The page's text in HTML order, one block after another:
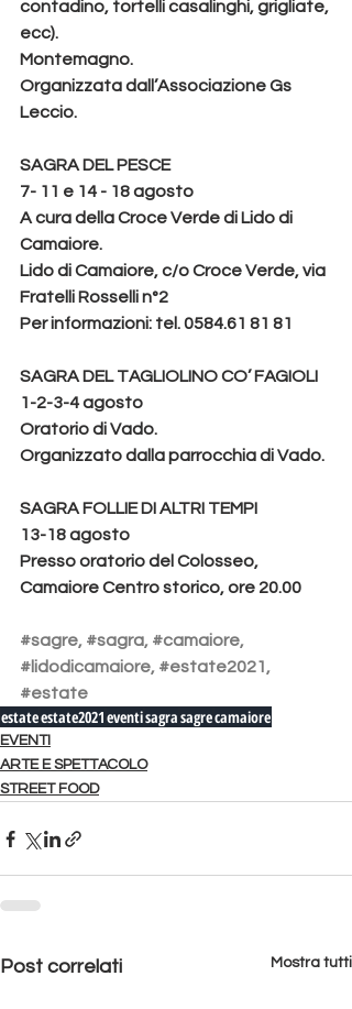
contadino, tortelli casalinghi, grigliate,
ecc).
Montemagno.
Organizzata dall’Associazione Gs
Leccio.
SAGRA DEL PESCE
7- 11 e 14 - 18 agosto
A cura della Croce Verde di Lido di
Camaiore.
Lido di Camaiore, c/o Croce Verde, via
Fratelli Rosselli n°2
Per informazioni: tel. 0584.61 81 81
SAGRA DEL TAGLIOLINO CO’ FAGIOLI
1-2-3-4 agosto
Oratorio di Vado.
Organizzato dalla parrocchia di Vado.
SAGRA FOLLIE DI ALTRI TEMPI
13-18 agosto
Presso oratorio del Colosseo,
Camaiore Centro storico, ore 20.00
#sagre, #sagra, #camaiore,
#lidodicamaiore, #estate2021,
#estate
estateestate2021eventisagrasagrecamaiore
EVENTI
ARTE E SPETTACOLO
STREET FOOD
Post correlati Mostra tutti